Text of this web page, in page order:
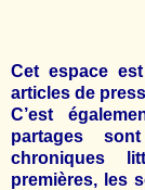
Cet espace
articles de
C’est
partages
chroniques
premières, les